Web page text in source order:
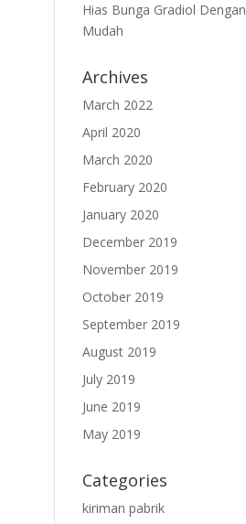
Hias Bunga Gradiol Dengan
Mudah
Archives
March 2022
April 2020
March 2020
February 2020
January 2020
December 2019
November 2019
October 2019
September 2019
August 2019
July 2019
June 2019
May 2019
Categories
kiriman pabrik